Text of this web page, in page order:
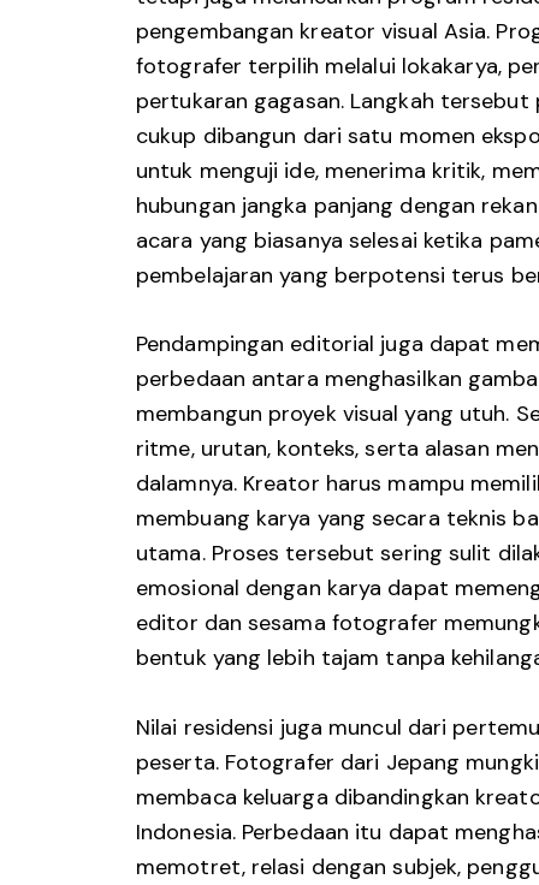
pengembangan kreator visual Asia.
fotografer terpilih melalui lokakarya,
pertukaran gagasan. Langkah
cukup dibangun dari satu momen
untuk menguji ide, menerima kritik,
hubungan jangka panjang dengan
acara yang biasanya selesai ketika
pembelajaran yang berpotensi terus
Pendampingan editorial juga dapat
perbedaan antara menghasilkan
membangun proyek visual yang utuh.
ritme, urutan, konteks, serta alasan
dalamnya. Kreator harus mampu
membuang karya yang secara teknis
utama. Proses tersebut sering sulit
emosional dengan karya dapat
editor dan sesama fotografer
bentuk yang lebih tajam tanpa
Nilai residensi juga muncul dari
peserta. Fotografer dari Jepang
membaca keluarga dibandingkan
Indonesia. Perbedaan itu dapat
memotret, relasi dengan subjek,